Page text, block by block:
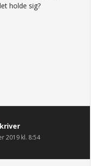
holde sig?
2019 kl. 8:54